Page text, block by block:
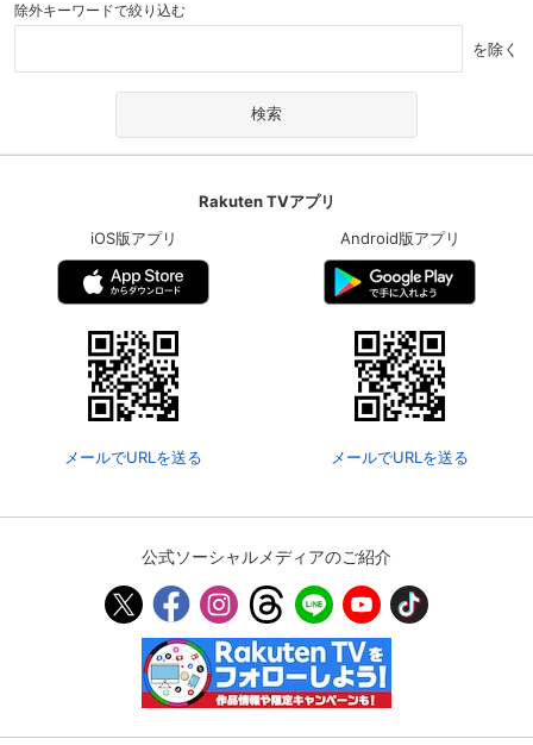
除外キーワードで絞り込む
を除く
Rakuten TVアプリ
iOS版アプリ
メールでURLを送る
Android版アプリ
メールでURLを送る
公式ソーシャルメディアのご紹介